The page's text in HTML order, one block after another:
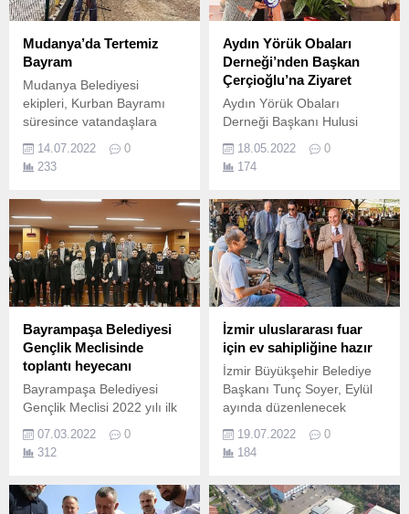
Mudanya’da Tertemiz
Bayram
Mudanya Belediyesi
ekipleri, Kurban Bayramı
süresince vatandaşlara
daha iyi hizmet vermek
amacıyla 4 gün boyunca
yoğun mesai harcadı.
14.07.2022
0
233
Aydın Yörük Obaları
Derneği’nden Başkan
Çerçioğlu’na Ziyaret
Aydın Yörük Obaları
Derneği Başkanı Hulusi
Genişoğlu, Aydın
Büyükşehir Belediye
Başkanı Özlem Çerçioğlu'na
bulundu.
18.05.2022
0
174
Bayrampaşa Belediyesi
Gençlik Meclisinde
toplantı heyecanı
Bayrampaşa Belediyesi
Gençlik Meclisi 2022 yılı ilk
salonunda gerçekleştirdi.
07.03.2022
0
312
İzmir uluslararası fuar
için ev sahipliğine hazır
İzmir Büyükşehir Belediye
Başkanı Tunç Soyer, Eylül
ayında düzenlenecek
fuarı “Terra Madre Anadolu
İzmir 2022” ile ilgili yol
paylaşarak “İklim krizi, gıda
19.07.2022
0
184